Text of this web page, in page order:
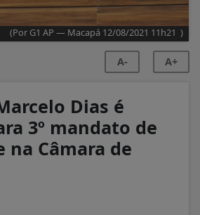
(Por G1 AP — Macapá 12/08/2021 11h21 )
A- A+
Dias é
3º mandato de
na Câmara de